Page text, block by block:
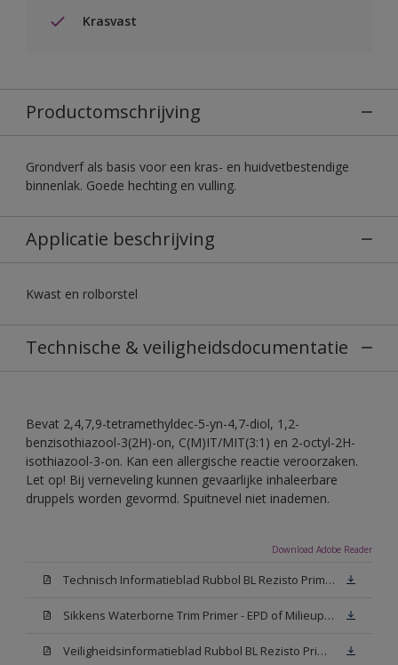
Krasvast
Productomschrijving
Grondverf als basis voor een kras- en huidvetbestendige
binnenlak. Goede hechting en vulling.
Applicatie beschrijving
Kwast en rolborstel
Technische & veiligheidsdocumentatie
Bevat 2,4,7,9-tetramethyldec-5-yn-4,7-diol, 1,2-
benzisothiazool-3(2H)-on, C(M)IT/MIT(3:1) en 2-octyl-2H-
isothiazool-3-on. Kan een allergische reactie veroorzaken.
Let op! Bij verneveling kunnen gevaarlijke inhaleerbare
druppels worden gevormd. Spuitnevel niet inademen.
Download Adobe Reader
Technisch Informatieblad Rubbol BL Rezisto Primer (New Livery) (PDF)
Sikkens Waterborne Trim Primer - EPD of Milieuproductverklaring
Veiligheidsinformatieblad Rubbol BL Rezisto Primer N00 (MSDS)